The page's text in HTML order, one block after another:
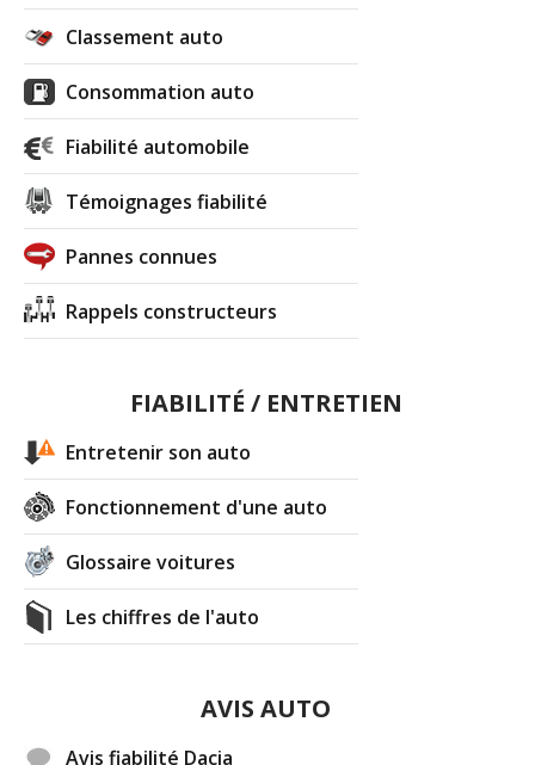
Classement auto
Consommation auto
Fiabilité automobile
Témoignages fiabilité
Pannes connues
Rappels constructeurs
FIABILITÉ / ENTRETIEN
Entretenir son auto
Fonctionnement d'une auto
Glossaire voitures
Les chiffres de l'auto
AVIS AUTO
Avis fiabilité Dacia